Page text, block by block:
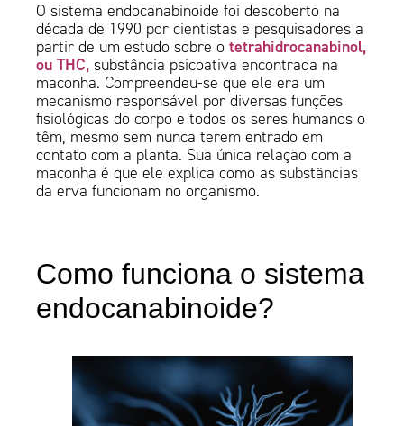
O sistema endocanabinoide foi descoberto na
década de 1990 por cientistas e pesquisadores a
partir de um estudo sobre otetrahidrocanabinol,
ou THC, substância psicoativa encontrada na
maconha. Compreendeu-se que ele era um
mecanismo responsável por diversas funções
fisiológicas do corpo e todos os seres humanos o
têm, mesmo sem nunca terem entrado em
contato com a planta. Sua única relação com a
maconha é que ele explica como as substâncias
da erva funcionam no organismo.
Como funciona o sistema
endocanabinoide?